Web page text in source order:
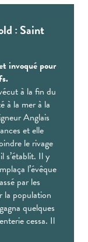
: Saint
invoqué pour
à la fin du
à la mer à la
Anglais
et elle
le rivage
s’établit. Il y
l’évêque
par les
la population
quelques
cessa. Il